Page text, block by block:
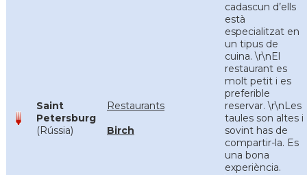
Saint
Petersburg
(Rússia)
Restaurants
Birch
cadascun d’ells
està
especialitzat en
un tipus de
cuina. \r\nEl
restaurant es
molt petit i es
preferible
reservar. \r\nLes
taules son altes i
sovint has de
compartir-la. Es
una bona
experiència.